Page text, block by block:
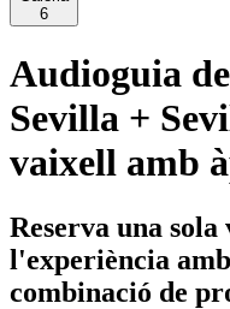
6
Audioguia
Sevilla +
vaixell amb
Reserva una
l'experiència
combinació de